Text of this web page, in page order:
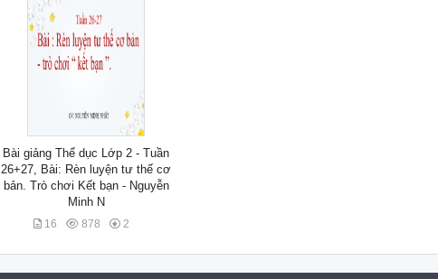
Bài giảng Thể dục Lớp 2 - Tuần
26+27, Bài: Rèn luyện tư thế cơ
bản. Trò chơi Kết bạn - Nguyễn
Minh N
16 878 2